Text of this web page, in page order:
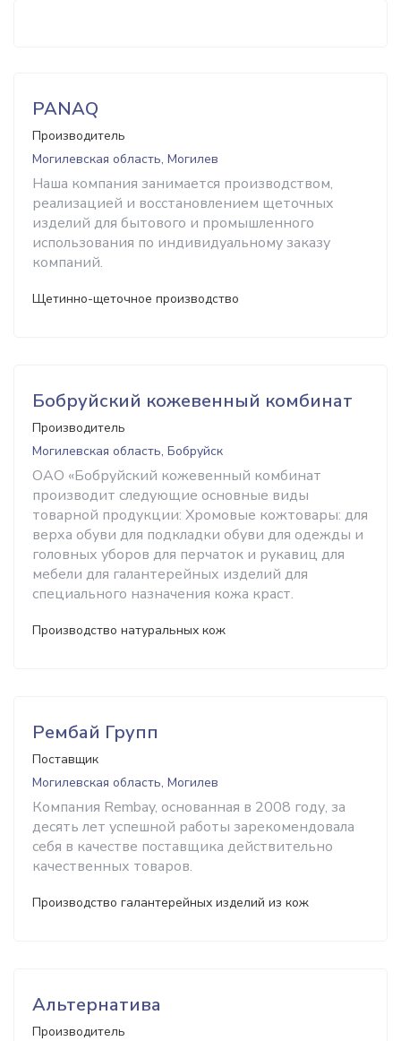
PANAQ
Производитель
Могилевская область, Могилев
Наша компания занимается производством,
реализацией и восстановлением щеточных
изделий для бытового и промышленного
использования по индивидуальному заказу
компаний.
Щетинно-щеточное производство
Бобруйский кожевенный комбинат
Производитель
Могилевская область, Бобруйск
ОАО «Бобруйский кожевенный комбинат
производит следующие основные виды
товарной продукции: Хромовые кожтовары: для
верха обуви для подкладки обуви для одежды и
головных уборов для перчаток и рукавиц для
мебели для галантерейных изделий для
специального назначения кожа краст.
Производство натуральных кож
Рембай Групп
Поставщик
Могилевская область, Могилев
Компания Rembay, основанная в 2008 году, за
десять лет успешной работы зарекомендовала
себя в качестве поставщика действительно
качественных товаров.
Производство галантерейных изделий из кож
Альтернатива
Производитель